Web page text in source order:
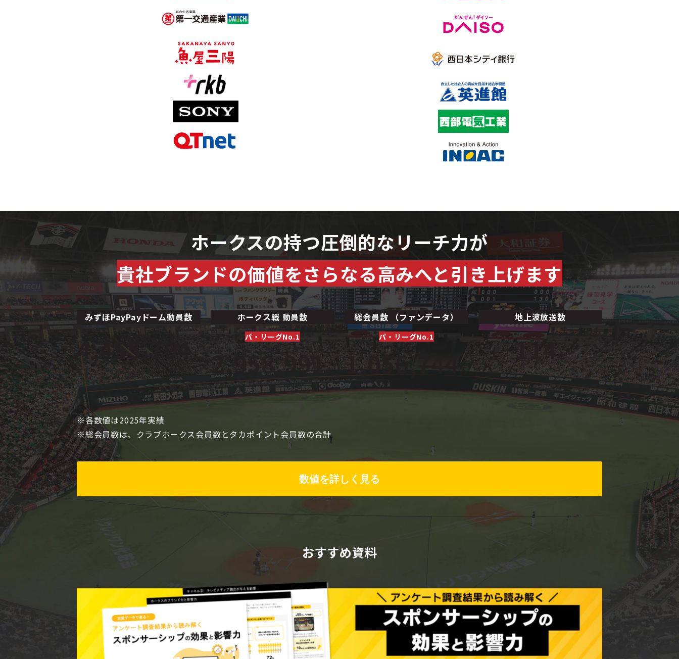
ホークスの持つ圧倒的なリーチ力が
貴社ブランドの価値をさらなる高みへと引き上げます
みずほPayPayドーム動員数
4,455,794人
ホークス戦 動員数
パ・リーグNo.1
2,958,991人
総会員数 （ファンデータ）
パ・リーグNo.1
1,056,744
※
地上波放送数
114本
※各数値は2025年実績
※総会員数は、クラブホークス会員数とタカポイント会員数の合計
数値を詳しく見る
おすすめ資料